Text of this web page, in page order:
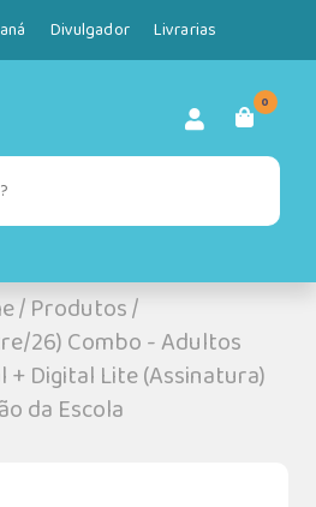
Divulgador Livrarias
0
/Produtos/
26) Combo - Adultos
Digital Lite (Assinatura)
da Escola